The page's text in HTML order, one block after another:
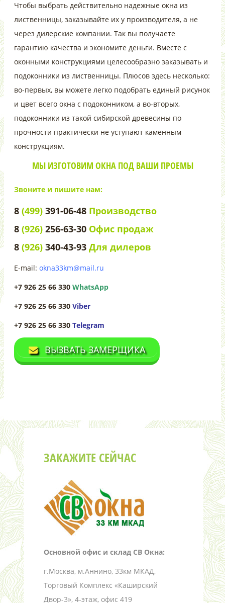
Чтобы выбрать действительно надежные окна из
лиственницы, заказывайте их у производителя, а не
через дилерские компании. Так вы получаете
гарантию качества и экономите деньги. Вместе с
оконными конструкциями целесообразно заказывать и
подоконники из лиственницы. Плюсов здесь несколько:
во-первых, вы можете легко подобрать единый рисунок
и цвет всего окна с подоконником, а во-вторых,
подоконники из такой сибирской древесины по
прочности практически не уступают каменным
конструкциям.
МЫ ИЗГОТОВИМ ОКНА ПОД ВАШИ ПРОЕМЫ
Звоните и пишите нам:
8 (499) 391-06-48 Производство
8 (926) 256-63-30 Офис продаж
8 (926) 340-43-93 Для дилеров
E-mail: okna33km@mail.ru
+7 926 25 66 330 WhatsApp
+7 926 25 66 330 Viber
+7 926 25 66 330 Telegram
ВЫЗВАТЬ ЗАМЕРЩИКА
ЗАКАЖИТЕ СЕЙЧАС
Основной офис и склад СВ Окна:
г.Москва, м.Аннино, 33км МКАД,
Торговый Комплекс «Каширский
Двор-3», 4-этаж, офис 419